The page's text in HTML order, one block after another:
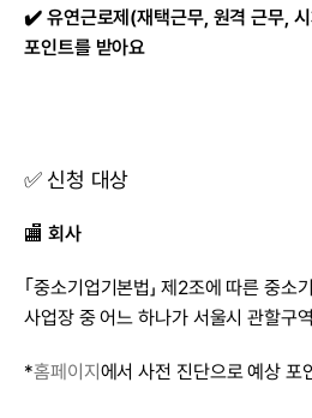
✔️ 유연근로제(재택근무, 원격 근무,
포인트를 받아요
✅ 신청 대상
🏬 회사
｢중소기업기본법」 제2조에 따른 중소
사업장 중 어느 하나가 서울시 관할구
*홈페이지에서 사전 진단으로 예상 포